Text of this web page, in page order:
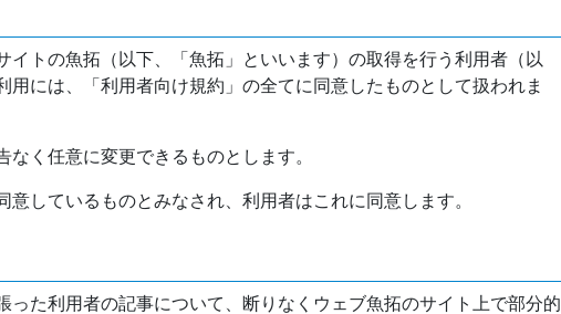
イトの魚拓（以下、「魚拓」といいます）の取得を行う利用者（以
用には、「利用者向け規約」の全てに同意したものとして扱われま
く任意に変更できるものとします。
しているものとみなされ、利用者はこれに同意します。
った利用者の記事について、断りなくウェブ魚拓のサイト上で部分的